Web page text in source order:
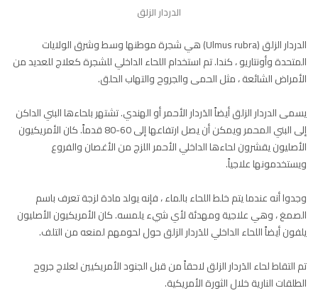
الدردار الزلق
الدردار الزلق (Ulmus rubra) هي شجرة موطنها وسط وشرق الولايات
المتحدة وأونتاريو ، كندا. تم استخدام اللحاء الداخلي للشجرة كعلاج للعديد من
الأمراض الشائعة ، مثل الحمى والجروح والتهاب الحلق.
يسمى الدردار الزلق أيضاً الدَردار الأحمر أو الهندي. تشتهر بلحاءها البني الداكن
إلى البني المحمر ويمكن أن يصل ارتفاعها إلى 60-80 قدماً. كان الأمريكيون
الأصليون يقشرون لحاءها الداخلي الأحمر اللزج من الأغصان والفروع
ويستخدمونها علاجياً.
وجدوا أنه عندما يتم خلط اللحاء بالماء ، فإنه يولد مادة لزجة تعرف باسم
الصمغ ، وهي علاجية ومهدئة لأي شيء يلمسه. كان الأمريكيون الأصليون
يلفون أيضاً اللحاء الداخلي للدَردار الزلق حول لحومهم لمنعه من التلف.
تم التقاط لحاء الدَردار الزلق لاحقاً من قبل الجنود الأمريكيين لعلاج جروح
الطلقات النارية خلال الثورة الأمريكية.